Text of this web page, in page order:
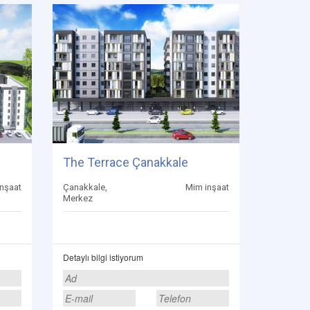
The Terrace Çanakkale
Çanakkale,
Merkez
Mim inşaat
Detaylı bilgi istiyorum